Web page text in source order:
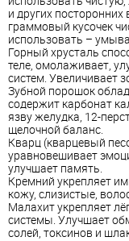
и других
граммовый кусочек
использовать –
Горный хрусталь
теле, омолаживает,
систем. Увеличивает
Зубной порошок
содержит карбонат
язву желудка, 12-
щелочной баланс.
Кварц (кварцевый
уравновешивает
улучшает память.
Кремний укрепляет
кожу, слизистые,
Малахит укрепляет
системы. Улучшает
солей, токсинов и